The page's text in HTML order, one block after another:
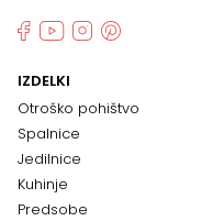
IZDELKI
Otroško pohištvo
Spalnice
Jedilnice
Kuhinje
Predsobe